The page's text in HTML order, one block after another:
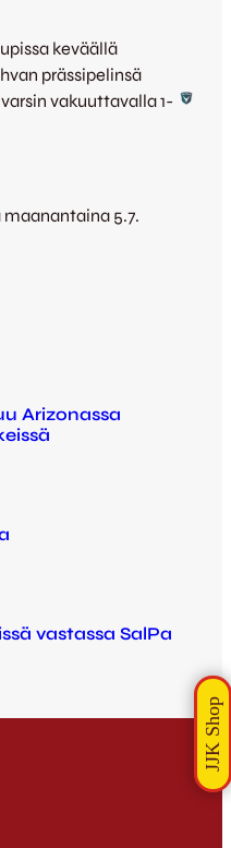
keväällä
prässipelinsä
vakuuttavalla 1-
maanantaina 5.7.
Arizonassa
vastassa SalPa